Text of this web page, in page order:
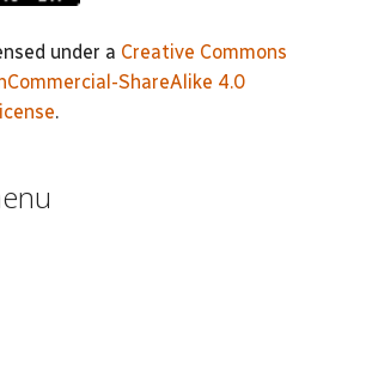
under a Creative Commons
ShareAlike 4.0
.